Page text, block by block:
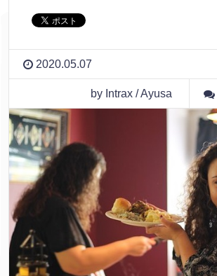
2020.05.07
by Intrax / Ayusa